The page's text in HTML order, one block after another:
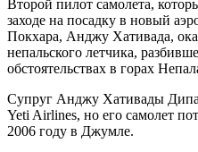
Второй пилот самолета,
заходе на посадку в новый
Покхара, Анджу Хативада,
непальского летчика,
обстоятельствах в горах
Супруг Анджу Хативады
Yeti Airlines, но его самолет
2006 году в Джумле.